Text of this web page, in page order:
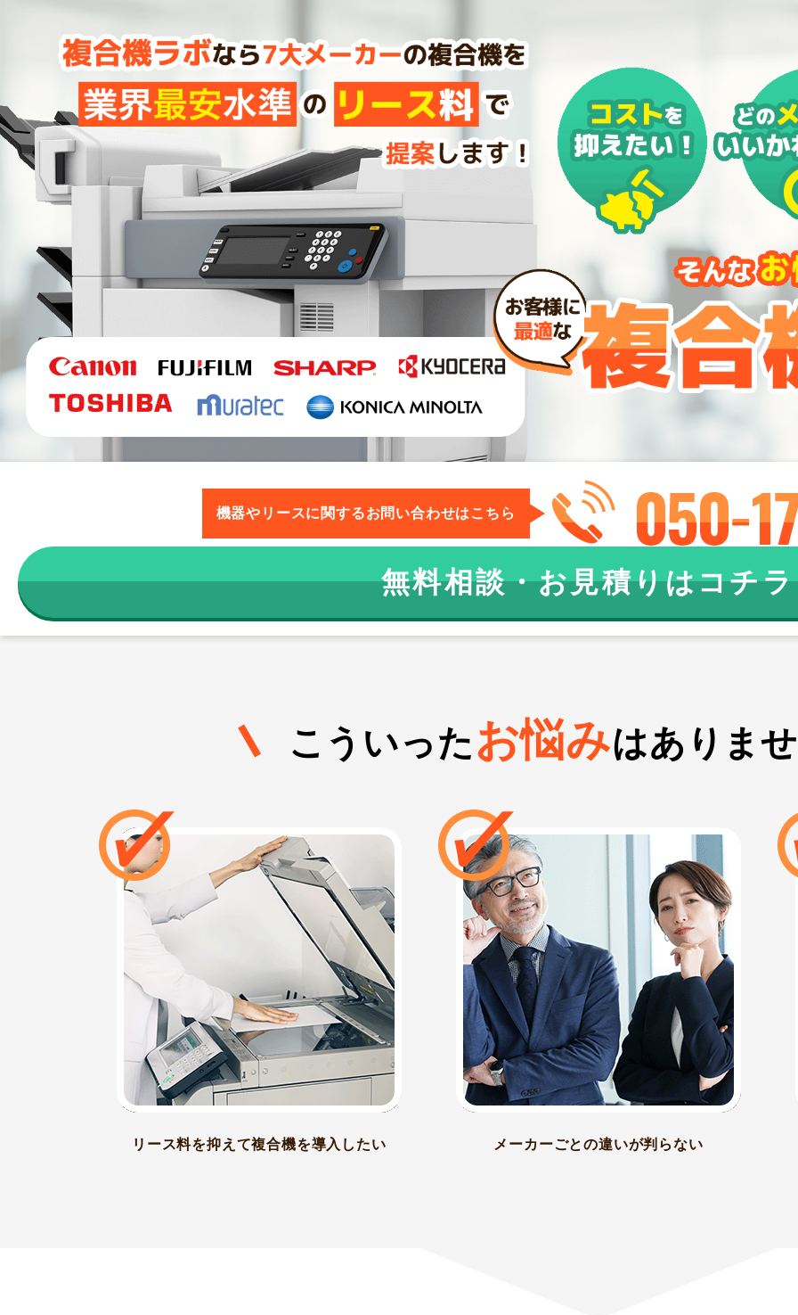
機器やリースに関するお問い合わせはこちら
無料相談・お見積りはコチラ
こういったお悩みはありま
リース料を抑えて複合機を導入したい メーカーごとの違いが判らない